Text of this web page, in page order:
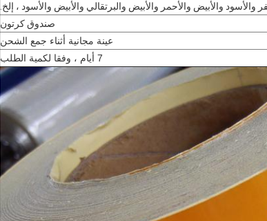
والأسود والأبيض والأحمر والأبيض والبرتقالي والأبيض والأسود ، إلخ.
صندوق كرتون
عينة مجانية أثناء جمع الشحن
7 أيام ، وفقا لكمية الطلب